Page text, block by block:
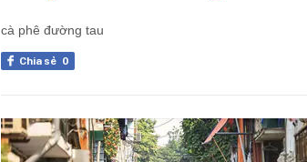
cà phê đường tau
Chia sẻ 0